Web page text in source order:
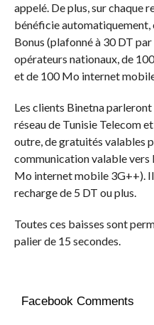
appelé. De plus, sur chaque
bénéficie automatiquement,
Bonus (plafonné à 30 DT
opérateurs nationaux, de
et de 100 Mo internet
Les clients Binetna
réseau de Tunisie Telecom
outre, de gratuités valables
communication valable
Mo internet mobile 3G++).
recharge de 5 DT ou plus.
Toutes ces baisses sont
palier de 15 secondes.
Facebook Comments